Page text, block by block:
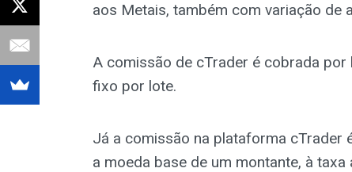
aos Metais, também com variação de
A comissão de cTrader é cobrada
fixo por lote.
Já a comissão na plataforma cTrader
a moeda base de um montante, à taxa